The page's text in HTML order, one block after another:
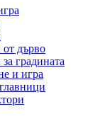
от дърво
градината
и игра